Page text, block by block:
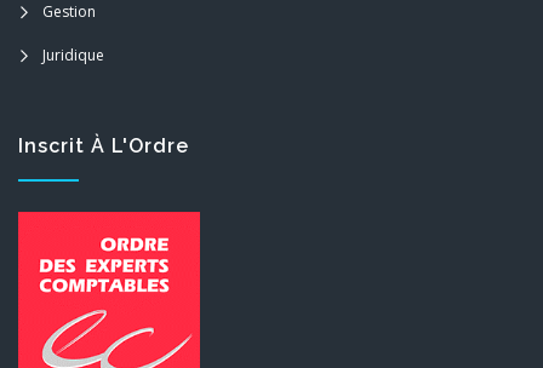
Gestion
Juridique
Inscrit À L'Ordre